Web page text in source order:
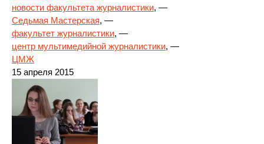
новости факультета журналистики, —
Седьмая Мастерская, —
факультет журналистики, —
центр мультимедийной журналистики, —
ЦМЖ
15 апреля 2015